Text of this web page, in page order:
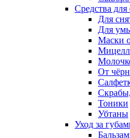
Средства
Для
Для
Маски
От
Тоники
Убтаны
Уход за